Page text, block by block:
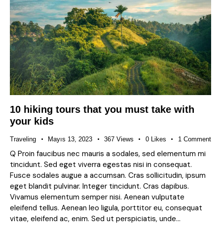
10 hiking tours that you must take with
your kids
Traveling Mayıs 13, 2023 367 Views 0 Likes 1 Comment
Q Proin faucibus nec mauris a sodales, sed elementum mi
tincidunt. Sed eget viverra egestas nisi in consequat.
Fusce sodales augue a accumsan. Cras sollicitudin, ipsum
eget blandit pulvinar. Integer tincidunt. Cras dapibus.
Vivamus elementum semper nisi. Aenean vulputate
eleifend tellus. Aenean leo ligula, porttitor eu, consequat
vitae, eleifend ac, enim. Sed ut perspiciatis, unde…